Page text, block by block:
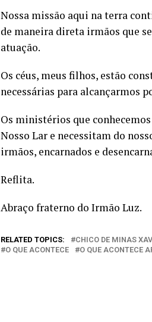
Nossa missão aqui na terra
de maneira direta irmãos que
atuação.
Os céus, meus filhos, estão
necessárias para alcançarmos
Os ministérios que
Nosso Lar e necessitam do
irmãos, encarnados e
Reflita.
Abraço fraterno do Irmão Luz.
RELATED TOPICS: CHICO DE MINAS
O QUE ACONTECE
O QUE ACONTECE